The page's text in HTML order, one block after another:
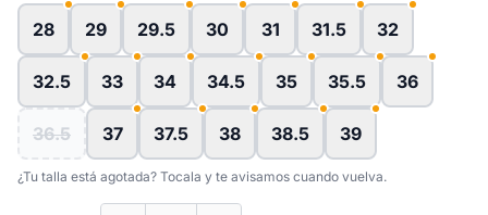
28 29 29.5 30 31 31.5 32
32.5 33 34 34.5 35 35.5 36
36.5 37 37.5 38 38.5 39
¿Tu talla está agotada? Tocala y te avisamos cuando vuelva.